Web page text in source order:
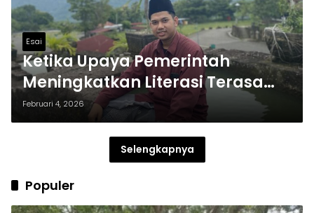
Esai
Ketika Upaya Pemerintah
Meningkatkan Literasi Terasa
Setengah Hati
Februari 4, 2026
Selengkapnya
Populer